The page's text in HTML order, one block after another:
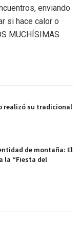
enviando
si hace calor o
MUCHÍSIMAS
realizó su tradicional
de montaña: El
la “Fiesta del